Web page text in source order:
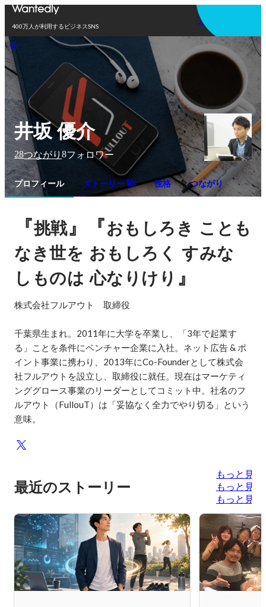
400万人が利用するビジネスSNS
アプリを使う
井坂 優介
28つながり 8フォロワー
プロフィール ストーリー 10 性格 つながり
『挑戦』『おもしろき ことも
なき世を おもしろく すみな
しものは 心なりけり 』
株式会社フルアウト　取締役
千葉県生まれ。2011年に大学を卒業し、「3年で起業す
る」ことを条件にベンチャー企業に入社。ネット広告 & ポ
イント事業に携わり、2013年にCo-Founderとして株式会
社フルアウトを設立し、取締役に就任。現在はマーケティ
ンググロース事業のリーダーとしてコミット中。社名のフ
ルアウト（FullouT）は「妥協なく全力でやり切る」という
意味。
最近のストーリー
もっと見る
もっと見る
もっと見る